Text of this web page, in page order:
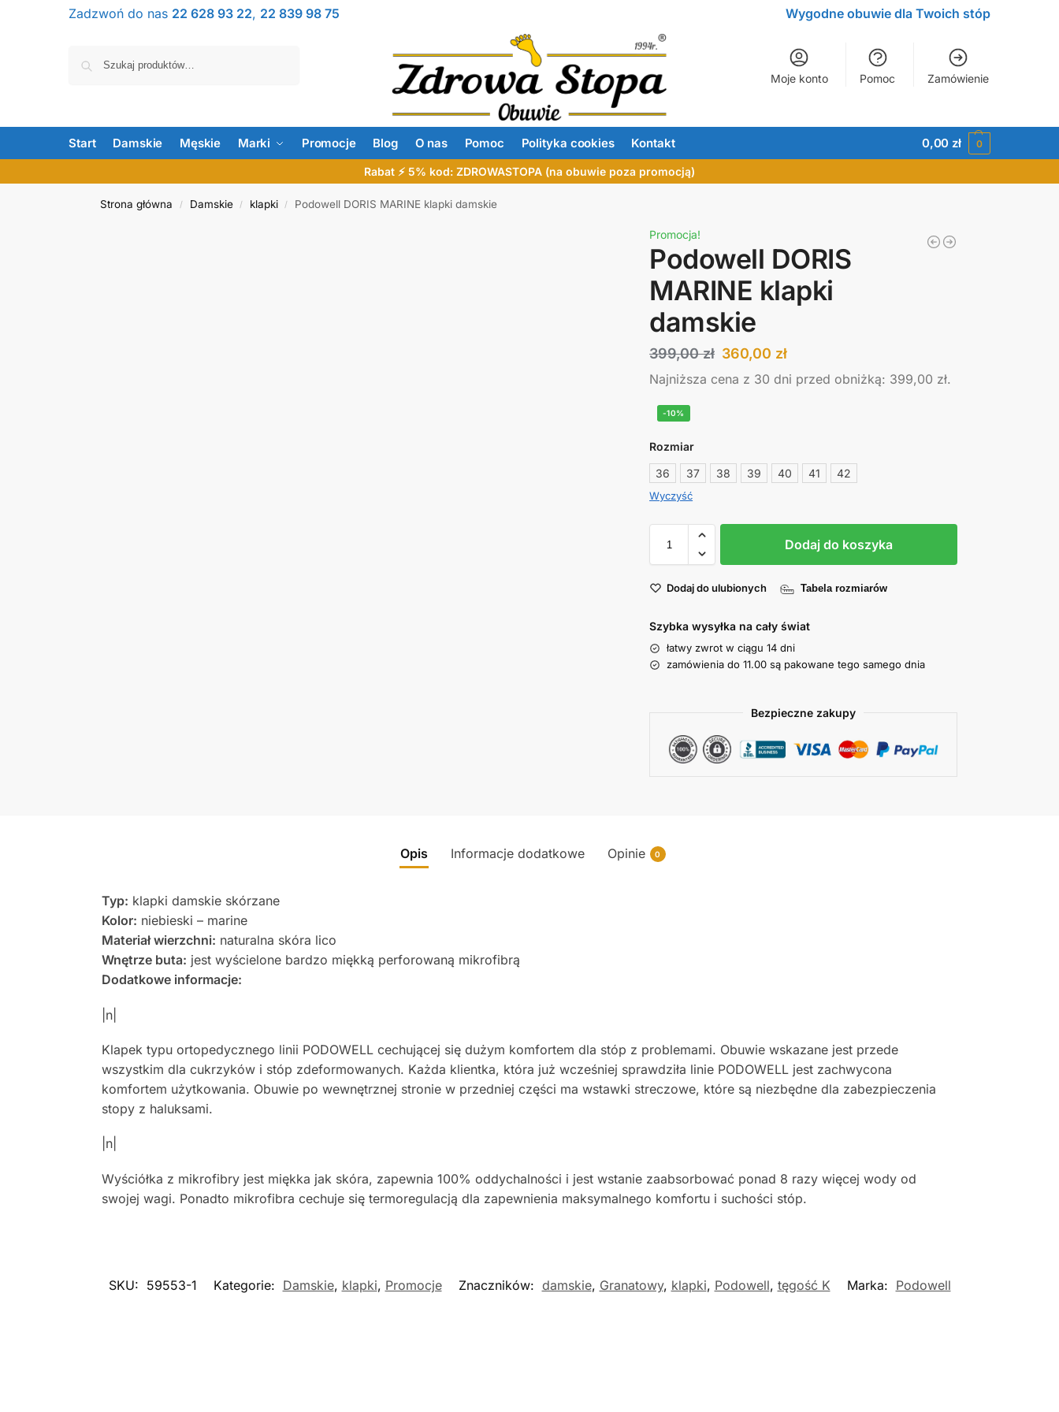
Zadzwoń do nas 22 628 93 22, 22 839 98 75 Wygodne obuwie dla Twoich stóp
Moje konto Pomoc Zamówienie
Start Damskie Męskie Marki Promocje Blog O nas Pomoc Polityka cookies Kontakt 0,00zł 0
Rabat ⚡ 5% kod: ZDROWASTOPA (na obuwie poza promocją)
Strona główna / Damskie / klapki / Podowell DORIS MARINE klapki damskie
Promocja!
Podowell DORIS
MARINE klapki
damskie
399,00zł 360,00 zł
Najniższa cena z 30 dni przed obniżką: 399,00 zł.
-10%
Rozmiar
36
37 38 39 40 41 42
Wyczyść
Dodaj do koszyka
Dodaj do ulubionych Tabela rozmiarów
Szybka wysyłka na cały świat
łatwy zwrot w ciągu 14 dni
zamówienia do 11.00 są pakowane tego samego dnia
Bezpieczne zakupy
Opis Informacje dodatkowe Opinie 0
Typ: klapki damskie skórzane
Kolor: niebieski – marine
Materiał wierzchni: naturalna skóra lico
Wnętrze buta: jest wyścielone bardzo miękką perforowaną mikrofibrą
Dodatkowe informacje:
|n|
Klapek typu ortopedycznego linii PODOWELL cechującej się dużym komfortem dla stóp z problemami. Obuwie wskazane jest przede
wszystkim dla cukrzyków i stóp zdeformowanych. Każda klientka, która już wcześniej sprawdziła linie PODOWELL jest zachwycona
komfortem użytkowania. Obuwie po wewnętrznej stronie w przedniej części ma wstawki streczowe, które są niezbędne dla zabezpieczenia
stopy z haluksami.
|n|
Wyściółka z mikrofibry jest miękka jak skóra, zapewnia 100% oddychalności i jest wstanie zaabsorbować ponad 8 razy więcej wody od
swojej wagi. Ponadto mikrofibra cechuje się termoregulacją dla zapewnienia maksymalnego komfortu i suchości stóp.
SKU: 59553-1 Kategorie: Damskie, klapki, Promocje Znaczników: damskie, Granatowy, klapki, Podowell, tęgość K Marka: Podowell